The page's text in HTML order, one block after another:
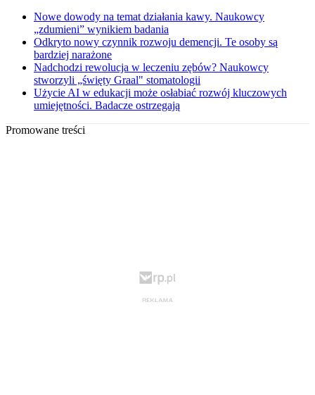
Nowe dowody na temat działania kawy. Naukowcy
„zdumieni” wynikiem badania
Odkryto nowy czynnik rozwoju demencji. Te osoby są
bardziej narażone
Nadchodzi rewolucja w leczeniu zębów? Naukowcy
stworzyli „święty Graal" stomatologii
Użycie AI w edukacji może osłabiać rozwój kluczowych
umiejętności. Badacze ostrzegają
Promowane treści